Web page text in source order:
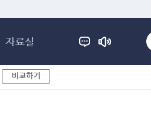
자료실
비교하기